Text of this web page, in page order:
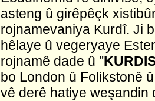
asteng û girêpêçk
rojnamevaniya Kurdî. Ji
hêlaye û vegeryaye
rojnamê dade û "
bo London û Folikstonê
vê derê hatiye weşandin